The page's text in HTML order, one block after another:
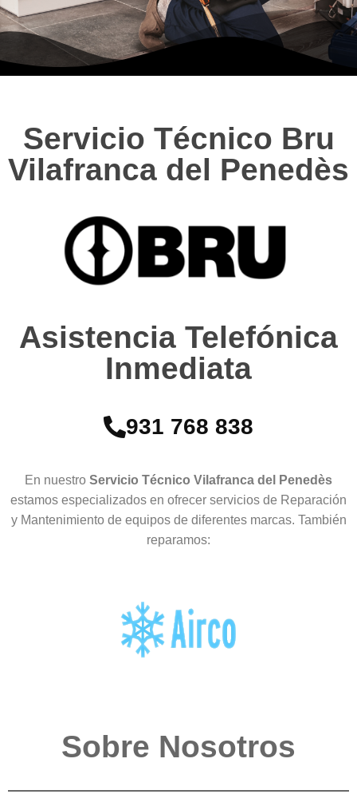
Servicio Técnico Bru
Vilafranca del Penedès
Asistencia Telefónica
Inmediata
931 768 838
En nuestro Servicio Técnico Vilafranca del Penedès
estamos especializados en ofrecer servicios de Reparación
y Mantenimiento de equipos de diferentes marcas. También
reparamos:
Sobre Nosotros